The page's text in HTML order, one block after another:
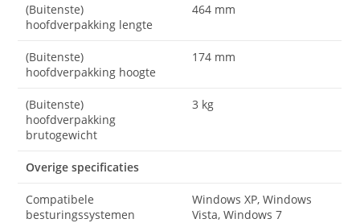
(Buitenste)
hoofdverpakking lengte
464 mm
(Buitenste)
hoofdverpakking hoogte
174 mm
(Buitenste)
hoofdverpakking
brutogewicht
3 kg
Overige specificaties
Compatibele
besturingssystemen
Windows XP, Windows
Vista, Windows 7